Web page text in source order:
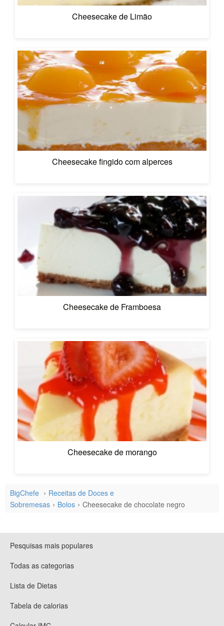
Cheesecake de Limão
Cheesecake fingido com alperces
Cheesecake de Framboesa
Cheesecake de morango
BigChefe
Receitas de Doces e
Sobremesas
Bolos Cheesecake de chocolate negro
Pesquisas mais populares
Todas as categorias
Lista de Dietas
Tabela de calorias